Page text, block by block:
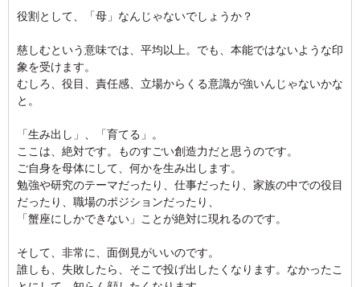
役割として、「母」なんじゃないでしょうか？
慈しむという意味では、平均以上。でも、本能ではないような印
象を受けます。
むしろ、役目、責任感、立場からくる意識が強いんじゃないかな
と。
「生み出し」、「育てる」。
ここは、絶対です。ものすごい創造力だと思うのです。
ご自身を母体にして、何かを生み出します。
勉強や研究のテーマだったり、仕事だったり、家族の中での役目
だったり、職場のポジションだったり、
「蟹座にしかできない」ことが絶対に現れるのです。
そして、非常に、面倒見がいいのです。
誰しも、失敗したら、そこで投げ出したくなります。なかったこ